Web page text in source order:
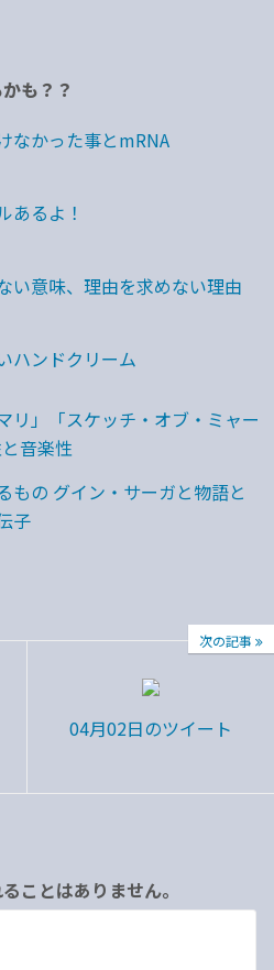
も？？
なかった事とmRNA
あるよ！
い意味、理由を求めない理由
ハンドクリーム
リ」「スケッチ・オブ・ミャー
音楽性
もの グイン・サーガと物語と
子
次の記事
04月02日のツイート
ことはありません。